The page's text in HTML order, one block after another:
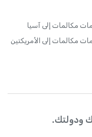
مكالمات إلى آسيا
مكالمات إلى الأمريكتين
ودولتك.